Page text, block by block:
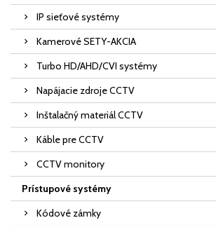
IP sieťové systémy
Kamerové SETY-AKCIA
Turbo HD/AHD/CVI systémy
Napájacie zdroje CCTV
Inštalačný materiál CCTV
Káble pre CCTV
CCTV monitory
Prístupové systémy
Kódové zámky